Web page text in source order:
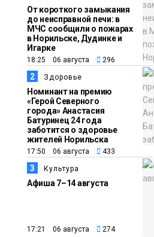
Плато
Путорана
мерзлотой
13:47
Новости
в Дудинке
тысяч
грузовых
13:10
В
базу «Оль-
От короткого замыкания
до неисправной печи: в
МЧС сообщили о пожарах
в Норильске, Дудинке и
Игарке
18:25 06 августа 296
2 Здоровье
Номинант на премию
«Герой Северного
города» Анастасия
Батуринец 24 года
заботится о здоровье
жителей Норильска
17:50 06 августа 433
3 Культура
Афиша 7–14 августа
17:21 06 августа 274